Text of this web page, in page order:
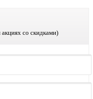
со скидками)